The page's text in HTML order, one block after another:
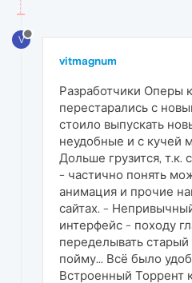
V
vitmagnum
Разработчики Оперы
перестарались с
стоило выпускать
неудобные и с кучей
Дольше грузится, т.к.
- частично понять
анимация и прочие
сайтах. -
интерфейс - походу
переделывать старый
пойму... Всё было
Встроенный Торрент